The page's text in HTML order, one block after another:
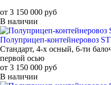
от 3 150 000 руб
В наличии
Полуприцеп-контейнеровоз
Стандарт, 4-х осный, 6-ти
первой осью
от 3 150 000 руб
В наличии